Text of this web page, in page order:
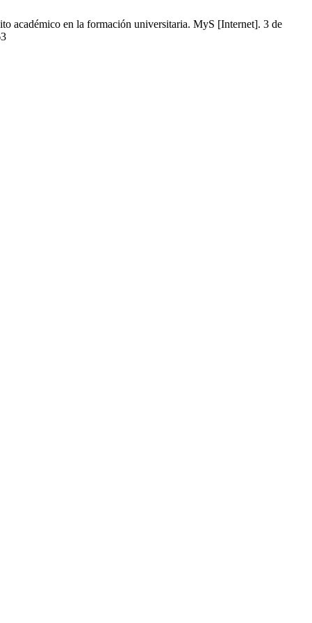
académico en la formación universitaria. MyS [Internet]. 3 de